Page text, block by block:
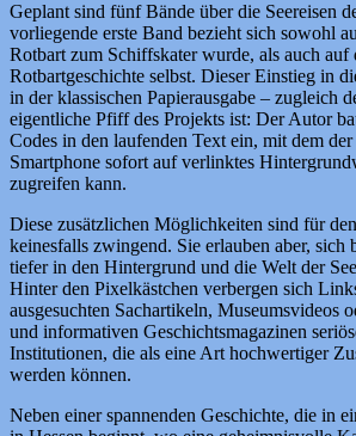
Geplant sind fünf Bände über die Seereisen
vorliegende erste Band bezieht sich sowohl
Rotbart zum Schiffskater wurde, als auch auf
Rotbartgeschichte selbst. Dieser Einstieg in
in der klassischen Papierausgabe – zugleich
eigentliche Pfiff des Projekts ist: Der Autor
Codes in den laufenden Text ein, mit dem
Smartphone sofort auf verlinktes
zugreifen kann.
Diese zusätzlichen Möglichkeiten sind für
keinesfalls zwingend. Sie erlauben aber, sich
tiefer in den Hintergrund und die Welt der
Hinter den Pixelkästchen verbergen sich
ausgesuchten Sachartikeln, Museumsvideos
und informativen Geschichtsmagazinen
Institutionen, die als eine Art hochwertiger
werden können.
Neben einer spannenden Geschichte, die in